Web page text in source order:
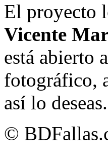
El proyecto
Vicente
está abierto
fotográfico,
así lo deseas.
©